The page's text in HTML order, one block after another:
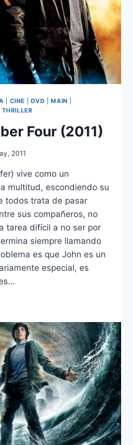
CINE DVD |MAIN
THRILLER
Four (2011)
2011
vive como un
multitud, escondiendo su
todos trata de pasar
sus compañeros, no
tarea difícil a no ser por
siempre llamando
es que John es un
especial, es